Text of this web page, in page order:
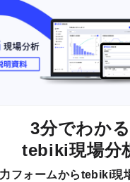
3分でわかる
tebiki現場分
フォームからtebiki現